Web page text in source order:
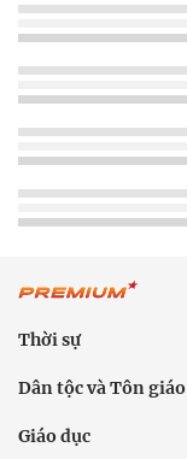
Thời sự
Dân tộc và Tôn giáo
Giáo dục